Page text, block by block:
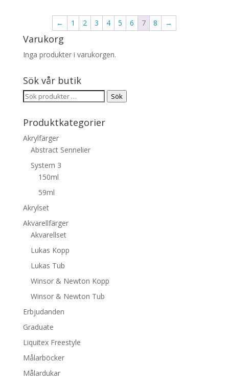
← 1 2 3 4 5 6 7 8 →
Varukorg
Inga produkter i varukorgen.
Sök vår butik
Sök
Sök
Produktkategorier
Akrylfärger
Abstract Sennelier
System 3
150ml
59ml
Akrylset
Akvarellfärger
Akvarellset
Lukas Kopp
Lukas Tub
Winsor & Newton Kopp
Winsor & Newton Tub
Erbjudanden
Graduate
Liquitex Freestyle
Målarböcker
Målardukar